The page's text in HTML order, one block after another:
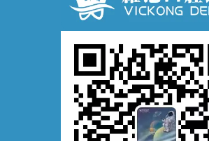
牙齦萎縮